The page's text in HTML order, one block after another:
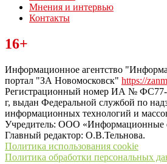
Мнения и интервью
Контакты
Читайте последние новости дня в
“ЗаНовомосковск”
16+
Информационное агентство
портал "ЗА Новомосковск" https://
Регистрационный номер ИА № ФС77-
г, выдан Федеральной службой по
информационных технологий и
Учредитель: ООО «Информационные
Главный редактор: О.В.Тельнова.
Политика использования cookie
Политика обработки персональных